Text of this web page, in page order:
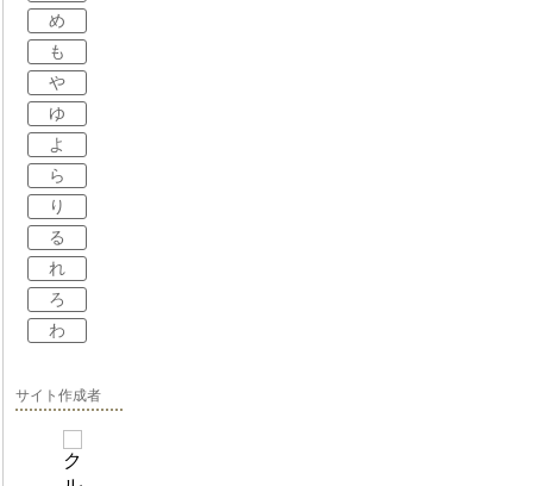
め
も
や
ゆ
よ
ら
り
る
れ
ろ
わ
サイト作成者